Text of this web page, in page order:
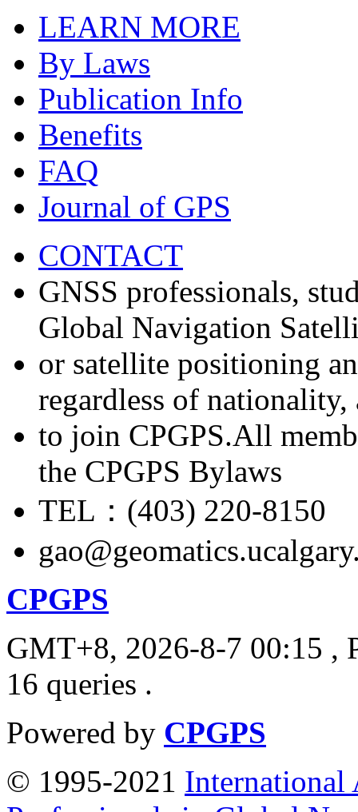
LEARN MORE
By Laws
Publication Info
Benefits
FAQ
Journal of GPS
CONTACT
GNSS professionals,
Global Navigation
or satellite positioning
regardless of nationality,
to join CPGPS.All
the CPGPS Bylaws
TEL：(403) 220-8150
CPGPS
GMT+8, 2026-8-7 00:15 ,
16 queries .
Powered by CPGPS
© 1995-2021 International